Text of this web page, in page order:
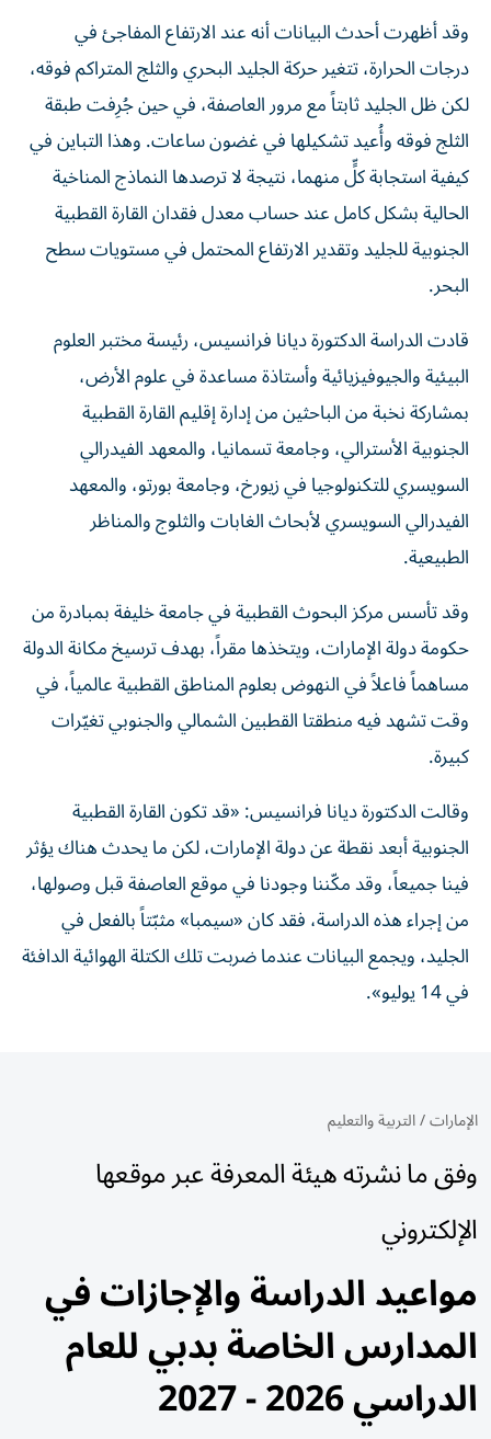
وقد أظهرت أحدث البيانات أنه عند الارتفاع المفاجئ في
درجات الحرارة، تتغير حركة الجليد البحري والثلج المتراكم فوقه،
لكن ظل الجليد ثابتاً مع مرور العاصفة، في حين جُرِفت طبقة
الثلج فوقه وأُعيد تشكيلها في غضون ساعات. وهذا التباين في
كيفية استجابة كلٍّ منهما، نتيجة لا ترصدها النماذج المناخية
الحالية بشكل كامل عند حساب معدل فقدان القارة القطبية
الجنوبية للجليد وتقدير الارتفاع المحتمل في مستويات سطح
البحر.
قادت الدراسة الدكتورة ديانا فرانسيس، رئيسة مختبر العلوم
البيئية والجيوفيزيائية وأستاذة مساعدة في علوم الأرض،
بمشاركة نخبة من الباحثين من إدارة إقليم القارة القطبية
الجنوبية الأسترالي، وجامعة تسمانيا، والمعهد الفيدرالي
السويسري للتكنولوجيا في زيورخ، وجامعة بورتو، والمعهد
الفيدرالي السويسري لأبحاث الغابات والثلوج والمناظر
الطبيعية.
وقد تأسس مركز البحوث القطبية في جامعة خليفة بمبادرة من
حكومة دولة الإمارات، ويتخذها مقراً، بهدف ترسيخ مكانة الدولة
مساهماً فاعلاً في النهوض بعلوم المناطق القطبية عالمياً، في
وقت تشهد فيه منطقتا القطبين الشمالي والجنوبي تغيّرات
كبيرة.
وقالت الدكتورة ديانا فرانسيس: «قد تكون القارة القطبية
الجنوبية أبعد نقطة عن دولة الإمارات، لكن ما يحدث هناك يؤثر
فينا جميعاً، وقد مكّننا وجودنا في موقع العاصفة قبل وصولها،
من إجراء هذه الدراسة، فقد كان «سيمبا» مثبّتاً بالفعل في
الجليد، ويجمع البيانات عندما ضربت تلك الكتلة الهوائية الدافئة
في 14 يوليو».
الإمارات/التربية والتعليم
وفق ما نشرته هيئة المعرفة عبر موقعها
الإلكتروني
مواعيد الدراسة والإجازات في
المدارس الخاصة بدبي للعام
الدراسي 2026 - 2027